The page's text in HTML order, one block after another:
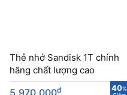
Thẻ nhớ Sandisk 1T chính
hãng chất lượng cao
40%
đ